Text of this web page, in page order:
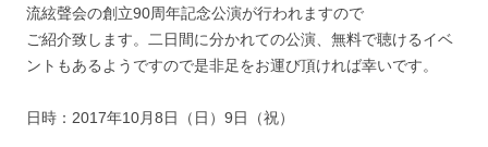
流絃聲会の創立90周年記念公演が行われますので
ご紹介致します。二日間に分かれての公演、無料で聴けるイベ
ントもあるようですので是非足をお運び頂ければ幸いです。
日時：2017年10月8日（日）9日（祝）